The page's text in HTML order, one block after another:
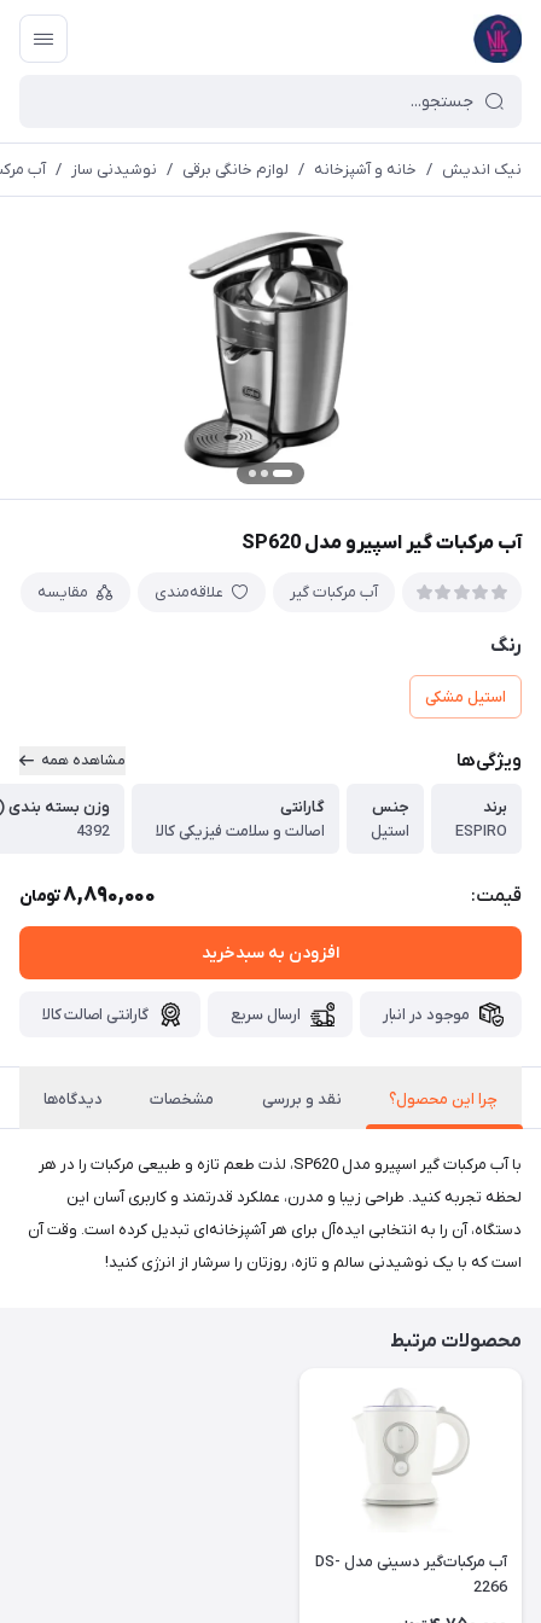
نیک اندیش / خانه و آشپزخانه / لوازم خانگی برقی / نوشیدنی ساز / آب
آب مرکبات گیر اسپیرو مدل SP620
آب مرکبات گیر علاقه‌مندی مقایسه
رنگ
استیل مشکی
ویژگی‌ها مشاهده همه
برند
ESPIRO
جنس
استیل
گارانتی
اصالت و سلامت فیزیکی کالا
وزن بسته بندی
4392
قیمت: 8,890,000تومان
افزودن به سبدخرید
موجود در انبار ارسال سریع گارانتی اصالت کالا
چرا این محصول؟ نقد و بررسی مشخصات دیدگاه‌ها
با آب مرکبات گیر اسپیرو مدل SP620، لذت طعم تازه و طبیعی مرکبات را در هر
لحظه تجربه کنید. طراحی زیبا و مدرن، عملکرد قدرتمند و کاربری آسان این
دستگاه، آن را به انتخابی ایده‌آل برای هر آشپزخانه‌ای تبدیل کرده است. وقت آن
است که با یک نوشیدنی سالم و تازه، روزتان را سرشار از انرژی کنید!
محصولات مرتبط
آب مرکبات‌گیر دسینی مدل DS-
2266